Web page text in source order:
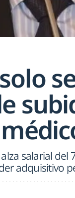
salarial del
adquisitivo